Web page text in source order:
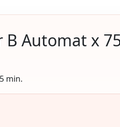
B Automat x
min.